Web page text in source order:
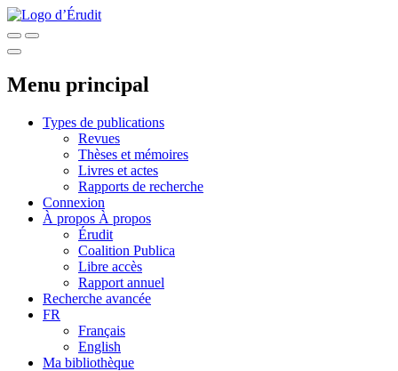
Menu principal
Types de publications
Revues
Thèses et mémoires
Livres et actes
Rapports de recherche
Connexion
À propos À propos
Érudit
Coalition Publica
Libre accès
Rapport annuel
Recherche avancée
FR
Français
English
Ma bibliothèque